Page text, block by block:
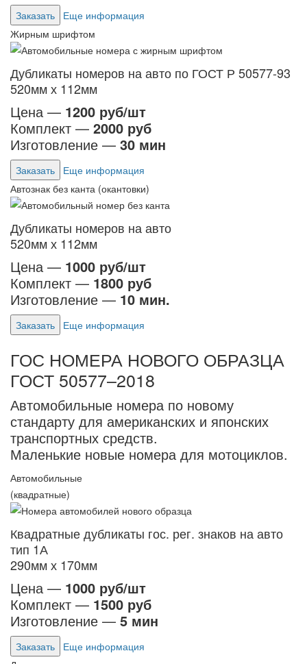
Заказать
Еще информация
Жирным шрифтом
Дубликаты номеров на авто по ГОСТ Р 50577-93
520мм х 112мм
Цена — 1200 руб/шт
Комплект — 2000 руб
Изготовление — 30 мин
Заказать
Еще информация
Автознак без канта (окантовки)
Дубликаты номеров на авто
520мм х 112мм
Цена — 1000 руб/шт
Комплект — 1800 руб
Изготовление — 10 мин.
Заказать Еще информация
ГОС НОМЕРА НОВОГО ОБРАЗЦА
ГОСТ 50577–2018
Автомобильные номера по новому
стандарту для американских и японских
транспортных средств.
Маленькие новые номера для мотоциклов.
Автомобильные
(квадратные)
Квадратные дубликаты гос. рег. знаков на авто
тип 1А
290мм х 170мм
Цена — 1000 руб/шт
Комплект — 1500 руб
Изготовление — 5 мин
Заказать
Еще информация